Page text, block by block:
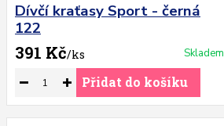
Dívčí kraťasy Sport - černá
122
391 Kč/ks Skladem
Přidat do košíku